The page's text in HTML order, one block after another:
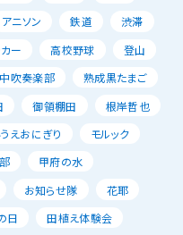
アニソン 鉄道
渋滞
ー 高校野球
登山
吹奏楽部
熟成黒たまご
御領棚田
根岸哲也
えおにぎり
モルック
甲府の水
お知らせ隊
花耶
日
田植え体験会